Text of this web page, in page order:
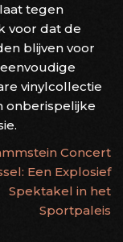
tegen
voor dat de
blijven voor
vinylcollectie
onberispelijke
Concert
Een Explosief
Spektakel in het
Sportpaleis